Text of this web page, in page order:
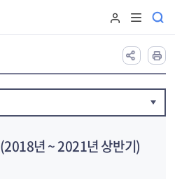
년 ~ 2021년 상반기)